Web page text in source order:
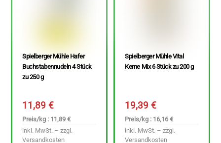
Spielberger Mühle Hafer
Buchstabennudeln 4 Stück
zu 250 g
11,89€
Preis/kg : 11,89 €
inkl. MwSt. – zzgl.
Versandkosten
Spielberger Mühle Vital
Kerne Mix 6 Stück zu 200 g
19,39€
Preis/kg : 16,16 €
inkl. MwSt. – zzgl.
Versandkosten